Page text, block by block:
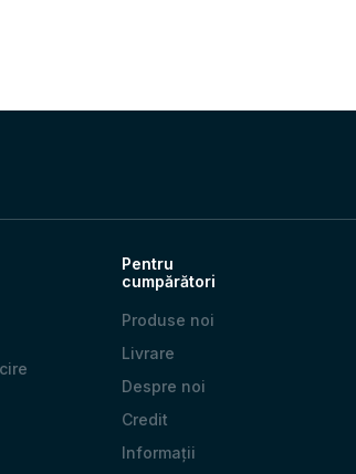
Pentru
cumpărători
Produse noi
Livrare
Despre noi
Credit
Informații